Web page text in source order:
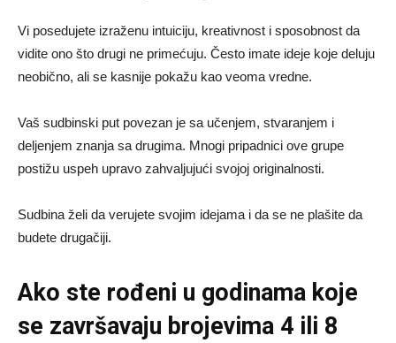
Vi posedujete izraženu intuiciju, kreativnost i sposobnost da
vidite ono što drugi ne primećuju. Često imate ideje koje deluju
neobično, ali se kasnije pokažu kao veoma vredne.
Vaš sudbinski put povezan je sa učenjem, stvaranjem i
deljenjem znanja sa drugima. Mnogi pripadnici ove grupe
postižu uspeh upravo zahvaljujući svojoj originalnosti.
Sudbina želi da verujete svojim idejama i da se ne plašite da
budete drugačiji.
Ako ste rođeni u godinama koje
se završavaju brojevima 4 ili 8